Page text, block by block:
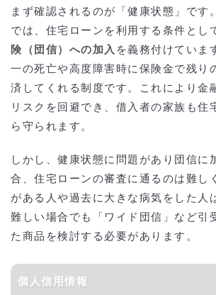
まず確認されるのが「健康状態」です
では、住宅ローンを利用する条件とし
険（団信）への加入 を義務付けていま
一の死亡や高度障害時に保険金で残り
済してくれる制度です。これにより金
リスクを回避でき、借入者の家族も住
ら守られます。
しかし、健康状態に問題があり団信に
合、住宅ローンの審査に通るのは難し
がある人や過去に大きな病気をした人
難しい場合でも「ワイド団信」など引
た商品を検討する必要があります。
個人信用情報